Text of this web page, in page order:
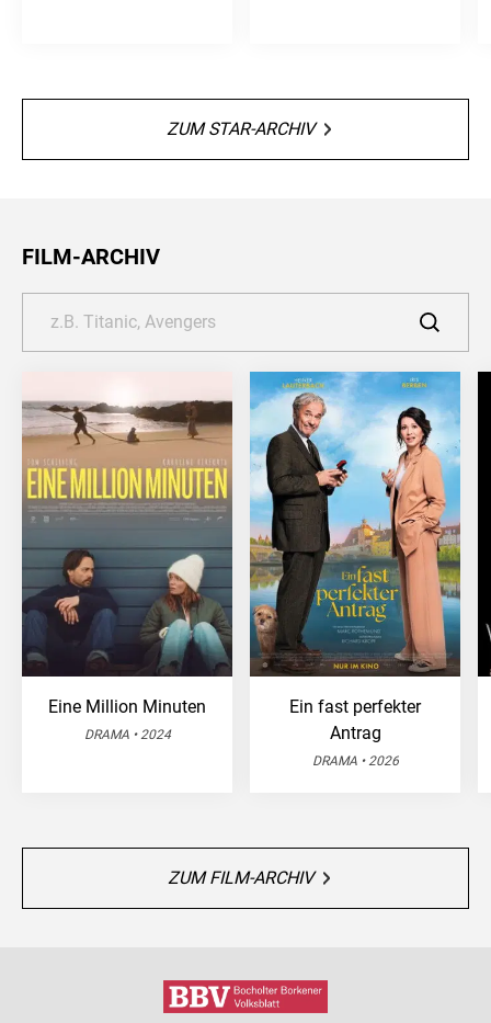
ZUM STAR-ARCHIV
FILM-ARCHIV
Eine Million Minuten
DRAMA • 2024
Ein fast perfekter
Antrag
DRAMA • 2026
ZUM FILM-ARCHIV